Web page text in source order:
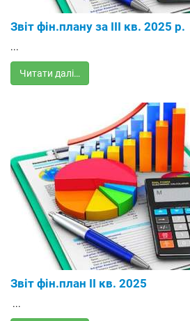
Звіт фін.плану за III кв. 2025 р.
...
Читати далі…
Звіт фін.план ІІ кв. 2025
...